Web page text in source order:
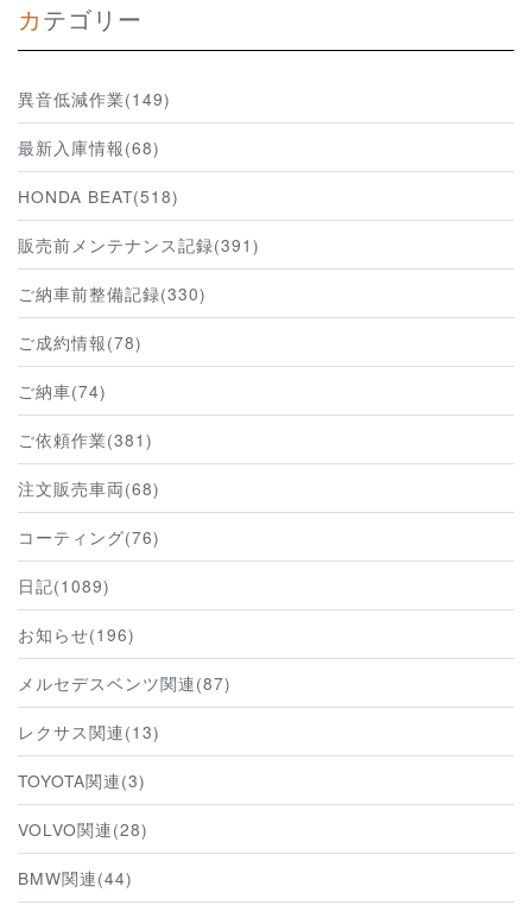
カテゴリー
異音低減作業(149)
最新入庫情報(68)
HONDA BEAT(518)
販売前メンテナンス記録(391)
ご納車前整備記録(330)
ご成約情報(78)
ご納車(74)
ご依頼作業(381)
注文販売車両(68)
コーティング(76)
日記(1089)
お知らせ(196)
メルセデスベンツ関連(87)
レクサス関連(13)
TOYOTA関連(3)
VOLVO関連(28)
BMW関連(44)